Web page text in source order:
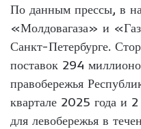
По данным прессы, в
«Молдовагаза» и
Санкт-Петербурге.
поставок 294
правобережья
квартале 2025 года и
для левобережья в